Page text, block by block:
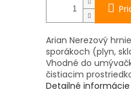
Arian Nerezový
sporákoch (plyn,
Vhodné do
čistiacim
Detailné informácie